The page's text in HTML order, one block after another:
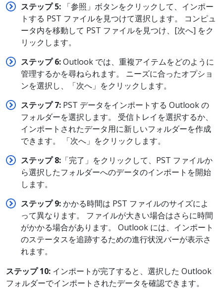
ステップ 5: 「参照」ボタンをクリックして、インポー
トする PST ファイルを見つけて選択します。 コンピュ
ータ内を移動して PST ファイルを見つけ、[次へ] をク
リックします。
ステップ 6:Outlook では、重複アイテムをどのように
管理するかを尋ねられます。 ニーズに合ったオプショ
ンを選択し、「次へ」をクリックします。
ステップ 7: PST データをインポートする Outlook の
フォルダーを選択します。 受信トレイを選択するか、
インポートされたデータ用に新しいフォルダーを作成
できます。 「次へ」をクリックします。
ステップ 8: 「完了」をクリックして、PST ファイルか
ら選択したフォルダーへのデータのインポートを開始
します。
ステップ 9:かかる時間は PST ファイルのサイズによ
って異なります。 ファイルが大きい場合はさらに時間
がかかる場合があります。 Outlook には、インポート
のステータスを追跡するための進行状況バーが表示さ
れます。
ステップ 10: インポートが完了すると、選択した Outlook
フォルダーでインポートされたデータを確認できます。